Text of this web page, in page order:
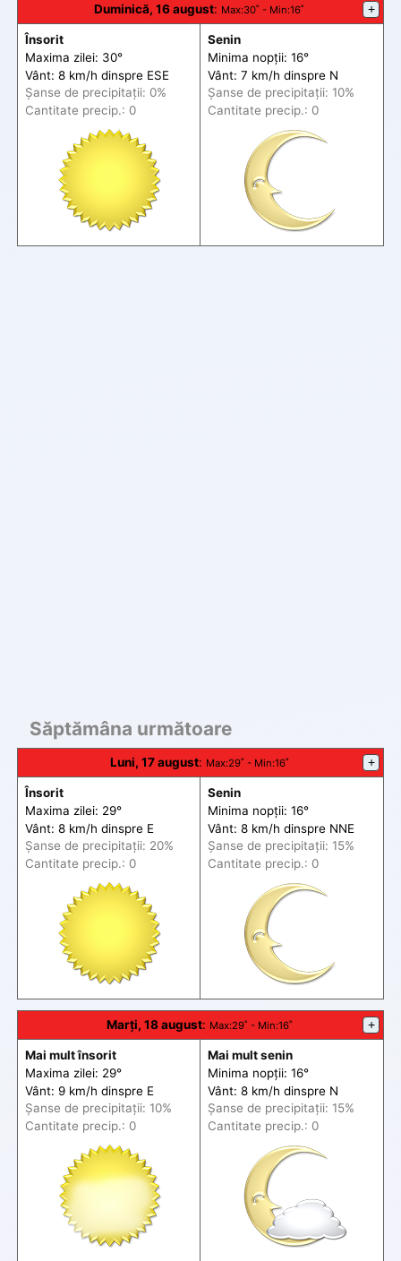
Duminică, 16 august: Max:30˚ - Min:16˚ +
Însorit
Maxima zilei: 30°
Vânt: 8 km/h dinspre ESE
Șanse de precipitații: 0%
Cantitate precip.: 0
Senin
Minima nopții: 16°
Vânt: 7 km/h dinspre N
Șanse de precipitații: 10%
Cantitate precip.: 0
Săptămâna următoare
Luni, 17 august: Max:29˚ - Min:16˚ +
Însorit
Maxima zilei: 29°
Vânt: 8 km/h dinspre E
Șanse de precipitații: 20%
Cantitate precip.: 0
Senin
Minima nopții: 16°
Vânt: 8 km/h dinspre NNE
Șanse de precipitații: 15%
Cantitate precip.: 0
Marți, 18 august: Max:29˚ - Min:16˚ +
Mai mult însorit
Maxima zilei: 29°
Vânt: 9 km/h dinspre E
Șanse de precipitații: 10%
Cantitate precip.: 0
Mai mult senin
Minima nopții: 16°
Vânt: 8 km/h dinspre N
Șanse de precipitații: 15%
Cantitate precip.: 0